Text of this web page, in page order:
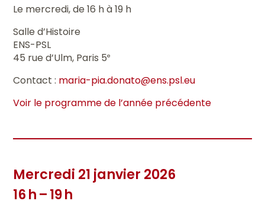
Le mercredi, de 16 h à 19 h
Salle d’Histoire
ENS-PSL
45 rue d’Ulm, Paris 5e
Contact : maria-pia.donato@ens.psl.eu
Voir le programme de l’année précédente
Mercredi 21 janvier 2026
16 h – 19 h